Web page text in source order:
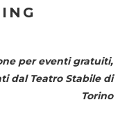
per eventi gratuiti,
dal Teatro Stabile di
Torino